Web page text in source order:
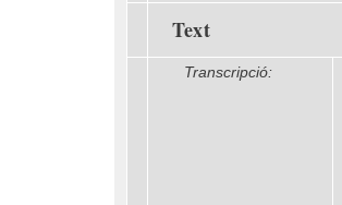
Text
Transcripció: